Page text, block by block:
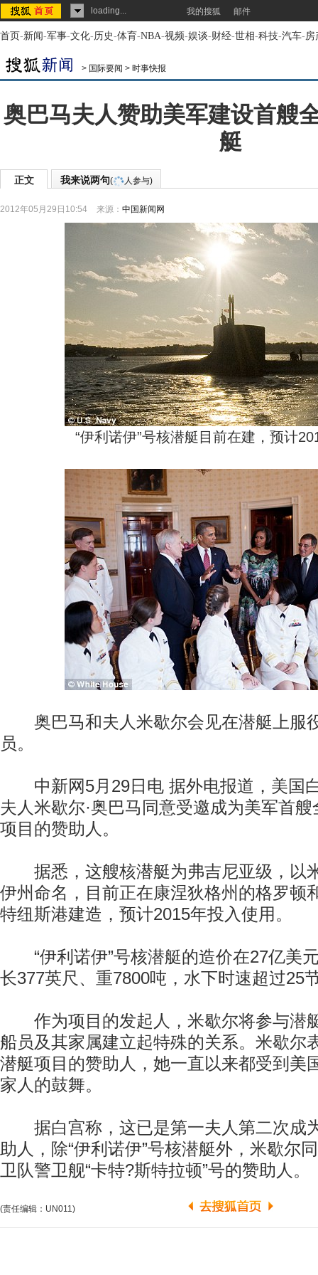
loading... 我的搜狐 邮件
首页-新闻-军事-文化-历史-体育-NBA-视频-娱谈-财经-世相-科技-汽车-房
> 国际要闻 > 时事快报
奥巴马夫人赞助美军建设首艘
艇
正文 我来说两句( 人参与)
2012年05月29日10:54 来源： 中国新闻网
“伊利诺伊”号核潜艇目前在建，预计
奥巴马和夫人米歇尔会见在潜艇上服
员。
中新网5月29日电 据外电报道，美国
夫人米歇尔·奥巴马同意受邀成为美军首
项目的赞助人。
据悉，这艘核潜艇为弗吉尼亚级，以
伊州命名，目前正在康涅狄格州的格罗顿
特纽斯港建造，预计2015年投入使用。
“伊利诺伊”号核潜艇的造价在27亿美
长377英尺、重7800吨，水下时速超过25
作为项目的发起人，米歇尔将参与潜
船员及其家属建立起特殊的关系。米歇尔
潜艇项目的赞助人，她一直以来都受到美
家人的鼓舞。
据白宫称，这已是第一夫人第二次成
助人，除“伊利诺伊”号核潜艇外，米歇尔
卫队警卫舰“卡特?斯特拉顿”号的赞助人。
(责任编辑：UN011)